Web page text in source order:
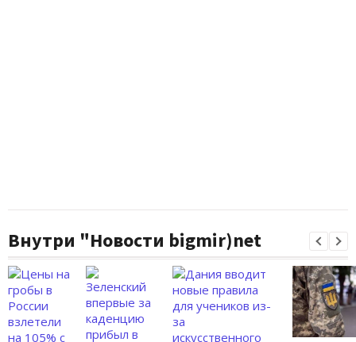
Внутри "Новости bigmir)net